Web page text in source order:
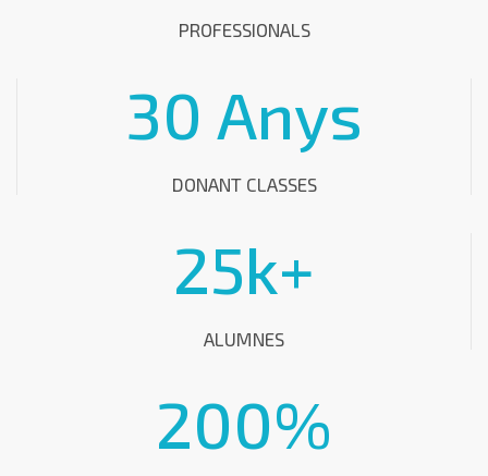
PROFESSIONALS
30 Anys
DONANT CLASSES
25k+
ALUMNES
200%